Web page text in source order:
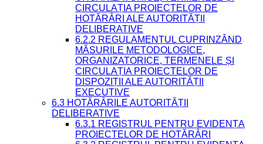
CIRCULAȚIA PROIECTELOR DE
HOTĂRÂRI ALE AUTORITĂȚII
DELIBERATIVE
6.2.2 REGULAMENTUL CUPRINZÂND
MĂSURILE METODOLOGICE,
ORGANIZATORICE, TERMENELE ȘI
CIRCULAȚIA PROIECTELOR DE
DISPOZIȚII ALE AUTORITĂȚII
EXECUTIVE
6.3 HOTĂRÂRILE AUTORITĂȚII
DELIBERATIVE
6.3.1 REGISTRUL PENTRU EVIDENȚA
PROIECTELOR DE HOTĂRÂRI